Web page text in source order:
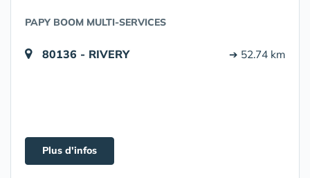
PAPY BOOM MULTI-SERVICES
80136 - RIVERY ➔ 52.74 km
Plus d'infos